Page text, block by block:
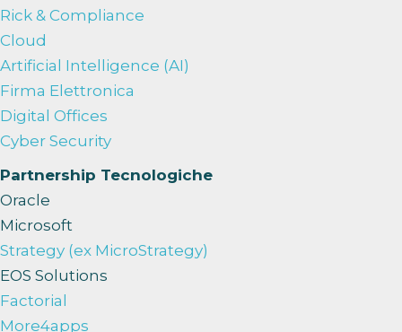
Rick & Compliance
Cloud
Artificial Intelligence (AI)
Firma Elettronica
Digital Offices
Cyber Security
Partnership Tecnologiche
Oracle
Microsoft
Strategy (ex MicroStrategy)
EOS Solutions
Factorial
More4apps